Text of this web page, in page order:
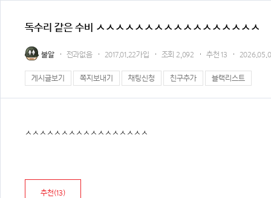
독수리 같은 수비 ㅅㅅㅅㅅㅅㅅㅅㅅㅅㅅㅅㅅㅅㅅㅅㅅㅅ
불알 전과없음 2017.01.22가입 조회 2,092 추천13
게시글보기 쪽지보내기 채팅신청 친구추가 블랙리스트
ㅅㅅㅅㅅㅅㅅㅅㅅㅅㅅㅅㅅㅅㅅㅅㅅㅅ
추천(13)